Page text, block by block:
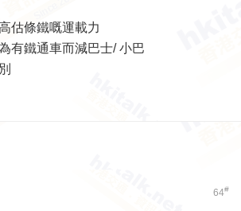
估條鐵嘅運載力
有鐵通車而減巴士/ 小巴
64#